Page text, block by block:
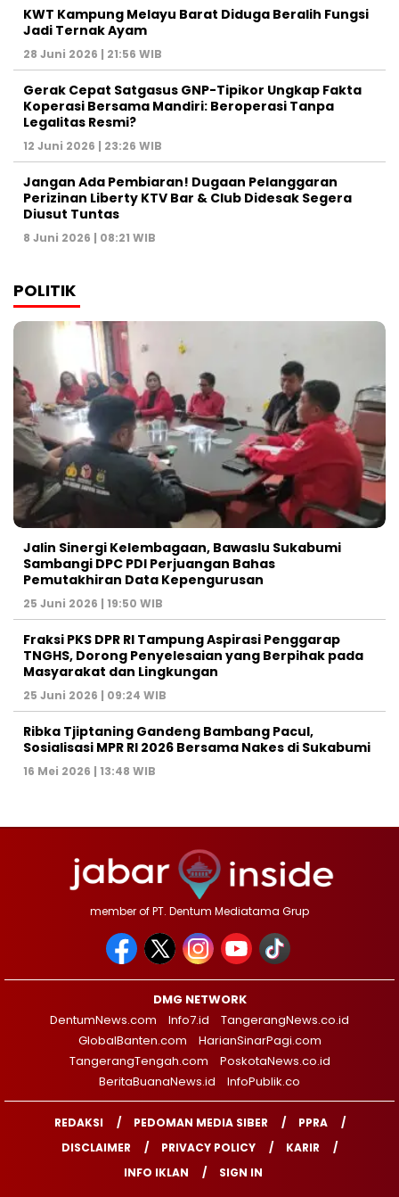
KWT Kampung Melayu Barat Diduga Beralih Fungsi
Jadi Ternak Ayam
28 Juni 2026 | 21:56 WIB
Gerak Cepat Satgasus GNP-Tipikor Ungkap Fakta
Koperasi Bersama Mandiri: Beroperasi Tanpa
Legalitas Resmi?
12 Juni 2026 | 23:26 WIB
Jangan Ada Pembiaran! Dugaan Pelanggaran
Perizinan Liberty KTV Bar & Club Didesak Segera
Diusut Tuntas
8 Juni 2026 | 08:21 WIB
POLITIK
Jalin Sinergi Kelembagaan, Bawaslu Sukabumi
Sambangi DPC PDI Perjuangan Bahas
Pemutakhiran Data Kepengurusan
25 Juni 2026 | 19:50 WIB
‎Fraksi PKS DPR RI Tampung Aspirasi Penggarap
TNGHS, Dorong Penyelesaian yang Berpihak pada
Masyarakat dan Lingkungan‎
25 Juni 2026 | 09:24 WIB
Ribka Tjiptaning Gandeng Bambang Pacul,
Sosialisasi MPR RI 2026 Bersama Nakes di Sukabumi
16 Mei 2026 | 13:48 WIB
member of PT. Dentum Mediatama Grup
DMG NETWORK
DentumNews.com
Info7.id
TangerangNews.co.id
GlobalBanten.com
HarianSinarPagi.com
TangerangTengah.com
PoskotaNews.co.id
BeritaBuanaNews.id
InfoPublik.co
REDAKSI PEDOMAN MEDIA SIBER
PPRA
DISCLAIMER
PRIVACY POLICY
KARIR
INFO IKLAN
SIGN IN